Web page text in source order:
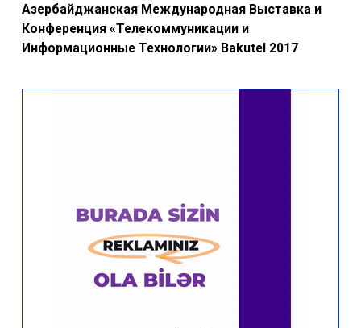
Азербайджанская Международная Выставка и
Конференция «Телекоммуникации и
Информационные Технологии» Bakutel 2017